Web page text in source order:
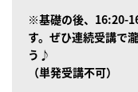
※基礎の後、16:20-
す。ぜひ連続受講で
う♪
（単発受講不可）